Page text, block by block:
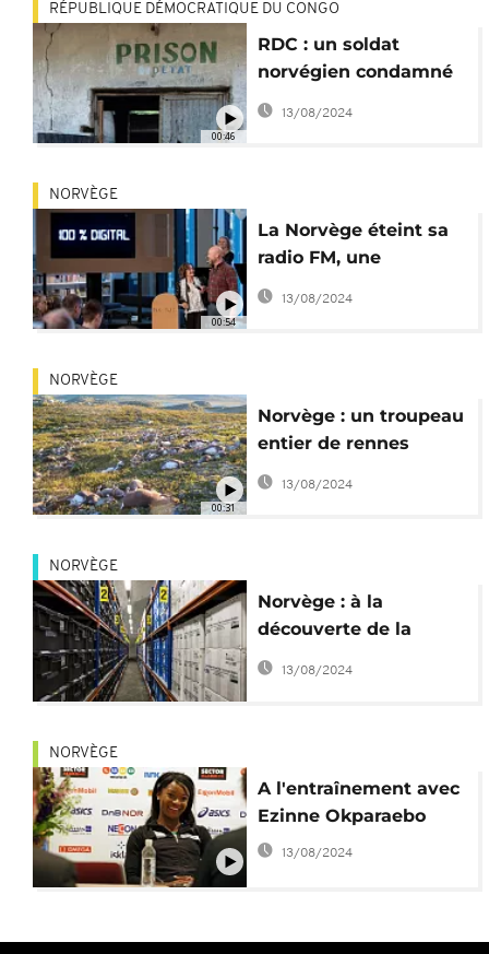
00:46
RÉPUBLIQUE DÉMOCRATIQUE DU CONGO
RDC : un soldat
norvégien condamné
à vie a été libéré pour
raisons humanitaires
13/08/2024
00:54
NORVÈGE
La Norvège éteint sa
radio FM, une
première mondiale
13/08/2024
00:31
NORVÈGE
Norvège : un troupeau
entier de rennes
décimés par la foudre
13/08/2024
NORVÈGE
Norvège : à la
découverte de la
réserve mondiale de
13/08/2024
NORVÈGE
A l'entraînement avec
Ezinne Okparaebo
13/08/2024